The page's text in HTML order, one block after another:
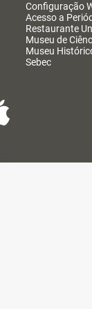
Configuração
Acesso a
Restaurante
Museu de
Museu
Sebec